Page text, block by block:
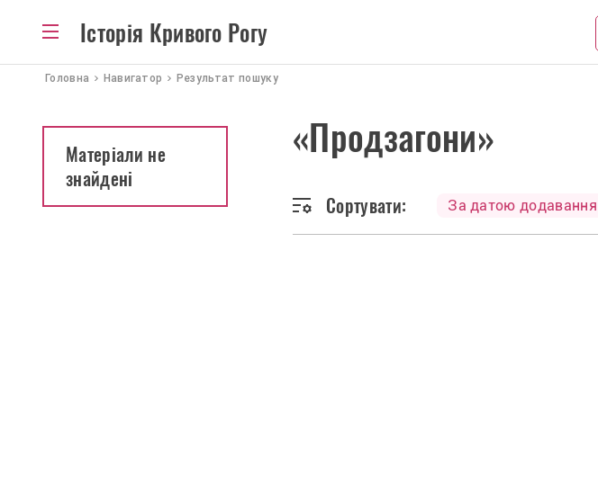
Історія Кривого Рогу
Головна Навигатор Результат пошуку
«Продзагони»
Сортувати: За датою додавання
Матеріали не
знайдені